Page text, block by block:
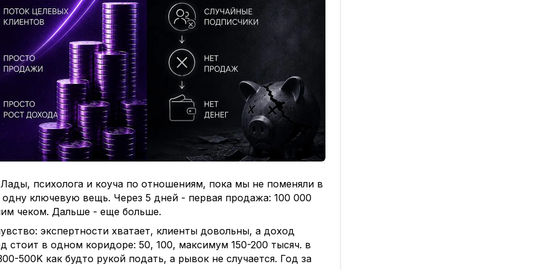
начинает жить по правилам блогера, он оказывается в
гонке.
нужно придумывать новый контент.
алгоритмами.
попасть в тренды.
всё больше.
этом остаётся примерно тем же.
проблема не в количестве контента.
том, что эксперт использует модель продаж, которая
ему НЕ подходит.
статью:
экспертов с небольшими блогами годами не могут
300–500 тысяч рублей в месяц».
показываю, почему эта модель не работает и что нужн
кнопку «ЧИТАТЬ СТАТЬЮ»
психолога и коуча по отношениям, пока мы не поменяли в
одну ключевую вещь. Через 5 дней - первая продажа: 100 000
чеком. Дальше - еще больше.
экспертности хватает, клиенты довольны, а доход
стоит в одном коридоре: 50, 100, максимум 150-200 тысяч. в
500K как будто рукой подать, а рывок не случается. Год за